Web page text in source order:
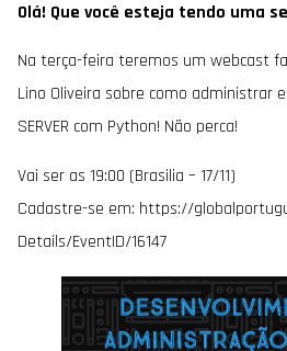
Olá! Que você esteja tendo uma
Na terça-feira teremos um webcast
Lino Oliveira sobre como administrar
SERVER com Python! Não perca!
Vai ser as 19:00 (Brasilia – 17/11)
Cadastre-se em: https://
Details/EventID/16147